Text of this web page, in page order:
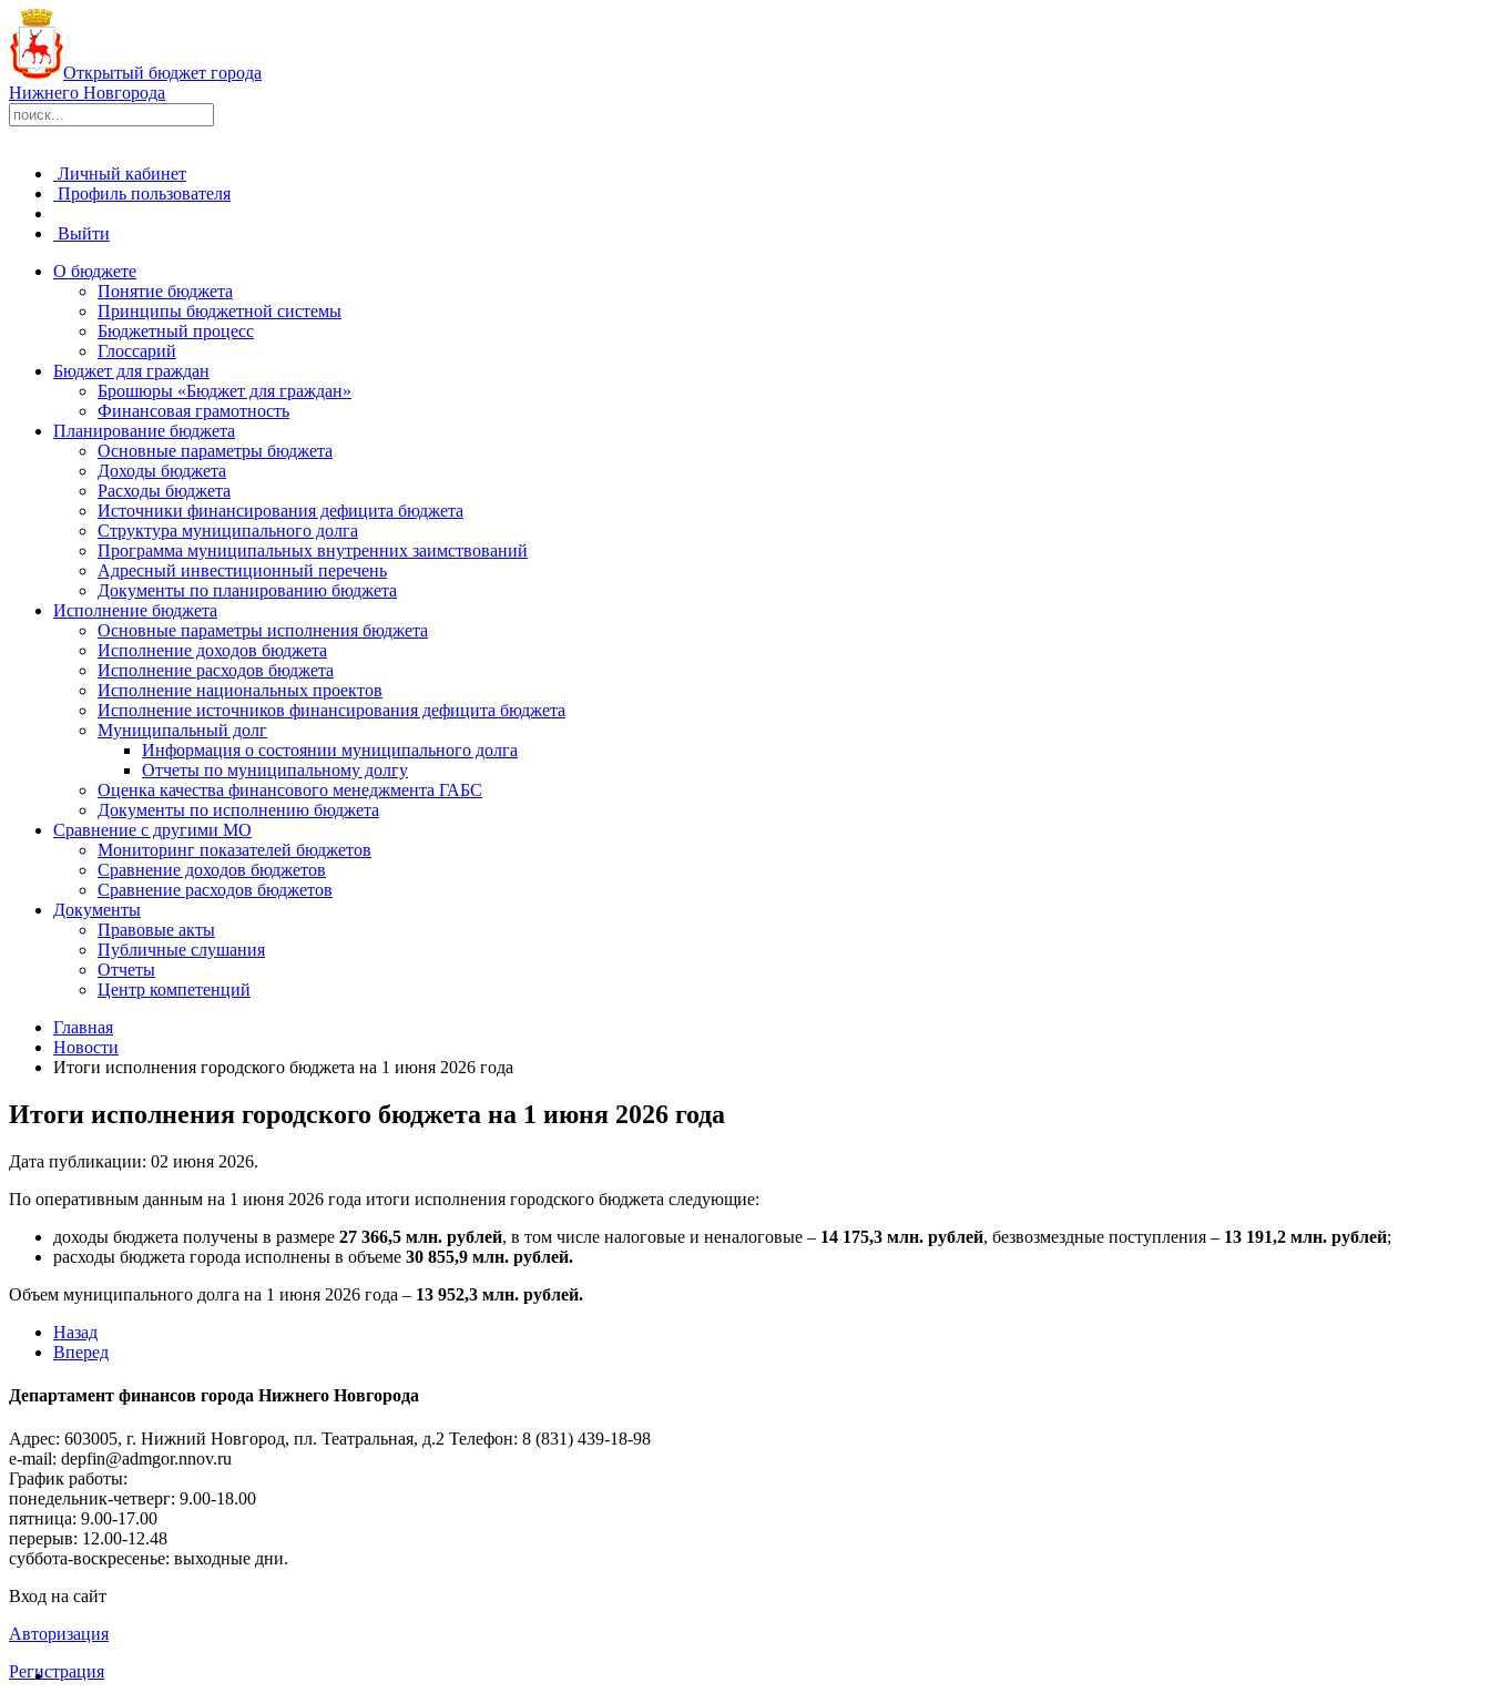
Открытый бюджет города
Нижнего Новгорода
Личный кабинет
Профиль пользователя
Выйти
О бюджете
Понятие бюджета
Принципы бюджетной системы
Бюджетный процесс
Глоссарий
Бюджет для граждан
Брошюры «Бюджет для граждан»
Финансовая грамотность
Планирование бюджета
Основные параметры бюджета
Доходы бюджета
Расходы бюджета
Источники финансирования дефицита бюджета
Структура муниципального долга
Программа муниципальных внутренних заимствований
Адресный инвестиционный перечень
Документы по планированию бюджета
Исполнение бюджета
Основные параметры исполнения бюджета
Исполнение доходов бюджета
Исполнение расходов бюджета
Исполнение национальных проектов
Исполнение источников финансирования дефицита бюджета
Муниципальный долг
Информация о состоянии муниципального долга
Отчеты по муниципальному долгу
Оценка качества финансового менеджмента ГАБС
Документы по исполнению бюджета
Сравнение с другими МО
Мониторинг показателей бюджетов
Сравнение доходов бюджетов
Сравнение расходов бюджетов
Документы
Правовые акты
Публичные слушания
Отчеты
Центр компетенций
Главная
Новости
Итоги исполнения городского бюджета на 1 июня 2026 года
Итоги исполнения городского бюджета на 1 июня 2026 года
Дата публикации: 02 июня 2026.
По оперативным данным на 1 июня 2026 года итоги исполнения городского бюджета следующие:
доходы бюджета получены в размере 27 366,5 млн. рублей, в том числе налоговые и неналоговые – 14 175,3 млн. рублей, безвозмездные поступления – 13 191,2 млн. рублей;
расходы бюджета города исполнены в объеме 30 855,9 млн. рублей.
Объем муниципального долга на 1 июня 2026 года – 13 952,3 млн. рублей.
Назад
Вперед
Департамент финансов города Нижнего Новгорода
Адрес: 603005, г. Нижний Новгород, пл. Театральная, д.2 Телефон: 8 (831) 439-18-98
e-mail: depfin@admgor.nnov.ru
График работы:
понедельник-четверг: 9.00-18.00
пятница: 9.00-17.00
перерыв: 12.00-12.48
суббота-воскресенье: выходные дни.
Вход на сайт
Авторизация
Регистрация